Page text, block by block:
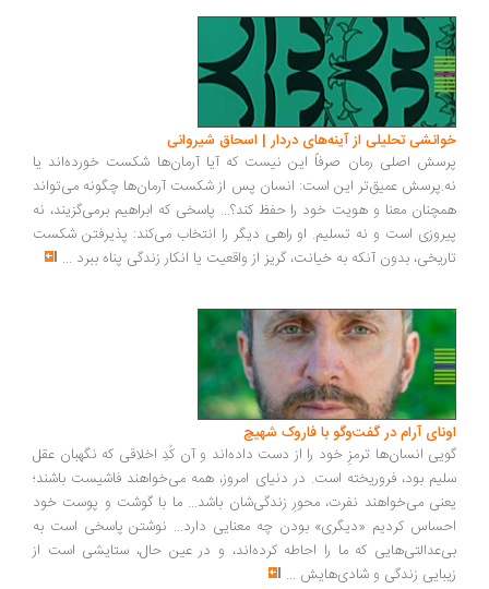
تحلیلی از آینه‌های دردار | اسحاق شیروانی
اصلی رمان صرفاً این نیست که آیا آرمان‌ها شکست خورده‌اند یا
عمیق‌تر این است: انسان پس از شکست آرمان‌ها چگونه می‌تواند
معنا و هویت خود را حفظ کند؟... پاسخی که ابراهیم برمی‌گزیند، نه
است و نه تسلیم. او راهی دیگر را انتخاب می‌کند: پذیرفتن شکست
بدون آنکه به خیانت، گریز از واقعیت یا انکار زندگی پناه ببرد...
آرام در گفت‌وگو با فاروک شهیچ‭
انسان‌ها ترمزِ خود را از دست داده‌اند و آن کُدِ اخلاقی که نگهبان عقل
بود، فروریخته است. در دنیای امروز، همه می‌خواهند فاشیست باشند؛
می‌خواهند نفرت، محورِ زندگی‌شان باشد... ما با گوشت و پوست خود
کردیم «دیگری» بودن چه معنایی دارد... نوشتن پاسخی است به
که ما را احاطه کرده‌اند، و در عین حال، ستایشی است از
زندگی و شادی‌هایش...